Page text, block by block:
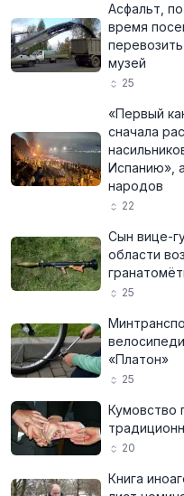
Асфальт,
время
музей
25
«Первый
сначала
Испанию»,
народов
22
Сын вице-
области
25
«Платон»
25
Кумовство
20
Книга